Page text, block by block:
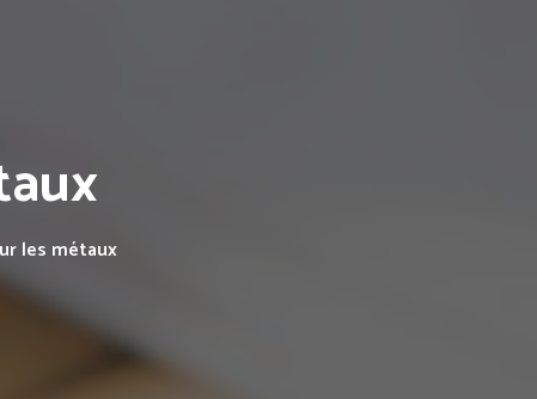
les métaux